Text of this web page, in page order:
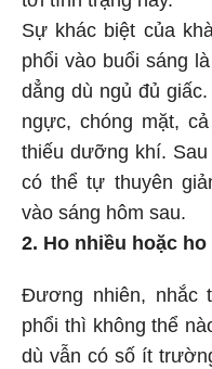
Sự khác biệt của
phổi vào buổi sáng
dẳng dù ngủ đủ
ngực, chóng mặt,
thiếu dưỡng khí.
có thể tự thuyên
vào sáng hôm sau.
2. Ho nhiều hoặc ho
Đương nhiên, nhắc
phổi thì không thể
dù vẫn có số ít